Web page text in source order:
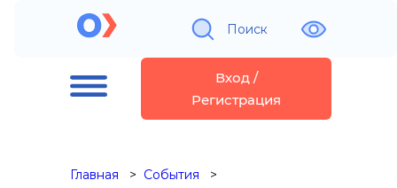
Поиск
Вход /
Регистрация
Главная
События